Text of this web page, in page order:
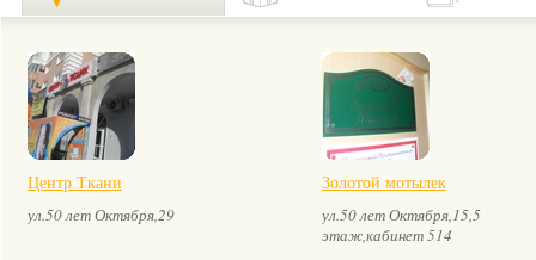
Центр Ткани
ул.50 лет Октября,29
Золотой мотылек
ул.50 лет Октября,15,5
этаж,кабинет 514